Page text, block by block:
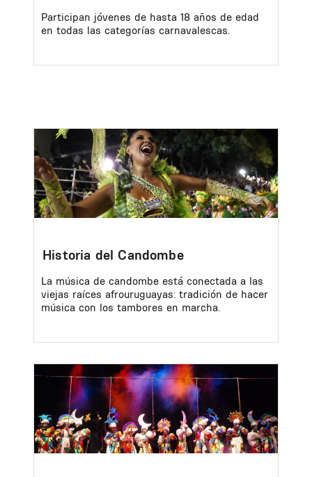
Participan jóvenes de hasta 18 años de edad
en todas las categorías carnavalescas.
Image
Historia del Candombe
La música de candombe está conectada a las
viejas raíces afrouruguayas: tradición de hacer
música con los tambores en marcha.